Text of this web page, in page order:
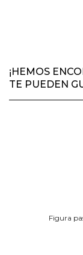
¡HEMOS
TE PUEDEN
Figura